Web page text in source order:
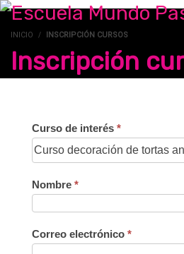
INICIO INSCRIPCIÓN CURSOS
Inscripción
2.
Inscripción
cursos
presenciales
Curso de interés *
Nombre *
Correo electrónico *